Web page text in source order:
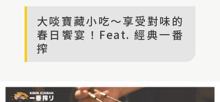
大啖寶藏小吃～享受對味的
春日饗宴！Feat. 經典一番
搾